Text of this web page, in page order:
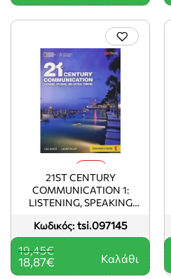
Κωδικός: tsi.097145
21ST CENTURY
COMMUNICATION 1:
LISTENING, SPEAKING
TCHR'S GUIDE
18,87€
19,45€
Καλάθι